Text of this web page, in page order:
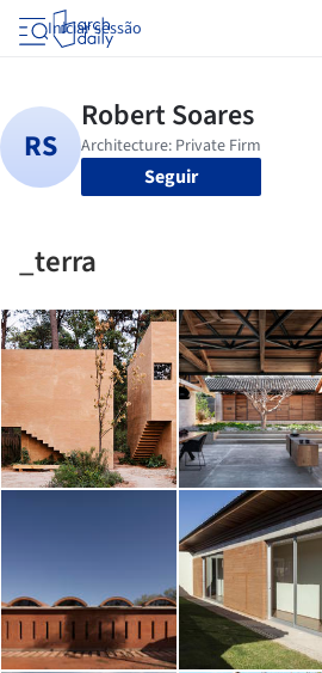
Iniciar sessão
Seguir
_terra